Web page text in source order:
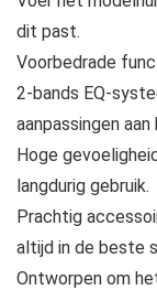
dit past.
Voorbedrade
2-bands EQ-
aanpassingen aan
Hoge
langdurig gebruik.
Prachtig
altijd in de beste
Ontworpen om